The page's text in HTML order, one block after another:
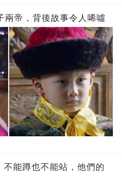
兩帝，背後故事令人唏噓
能蹲也不能站，他們的